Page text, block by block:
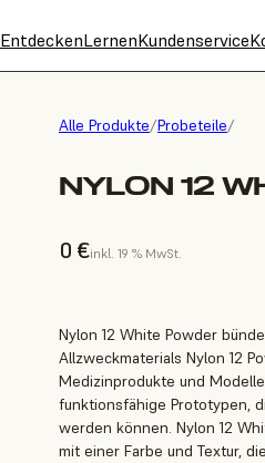
EntdeckenLernenKundenservice
Alle Produkte/Probeteile/
NYLON 12
0 €inkl. 19 % MwSt.
Nylon 12 White Powder
Allzweckmaterials Nylon 12
Medizinprodukte und
funktionsfähige Prototypen,
werden können. Nylon 12
mit einer Farbe und Textur,